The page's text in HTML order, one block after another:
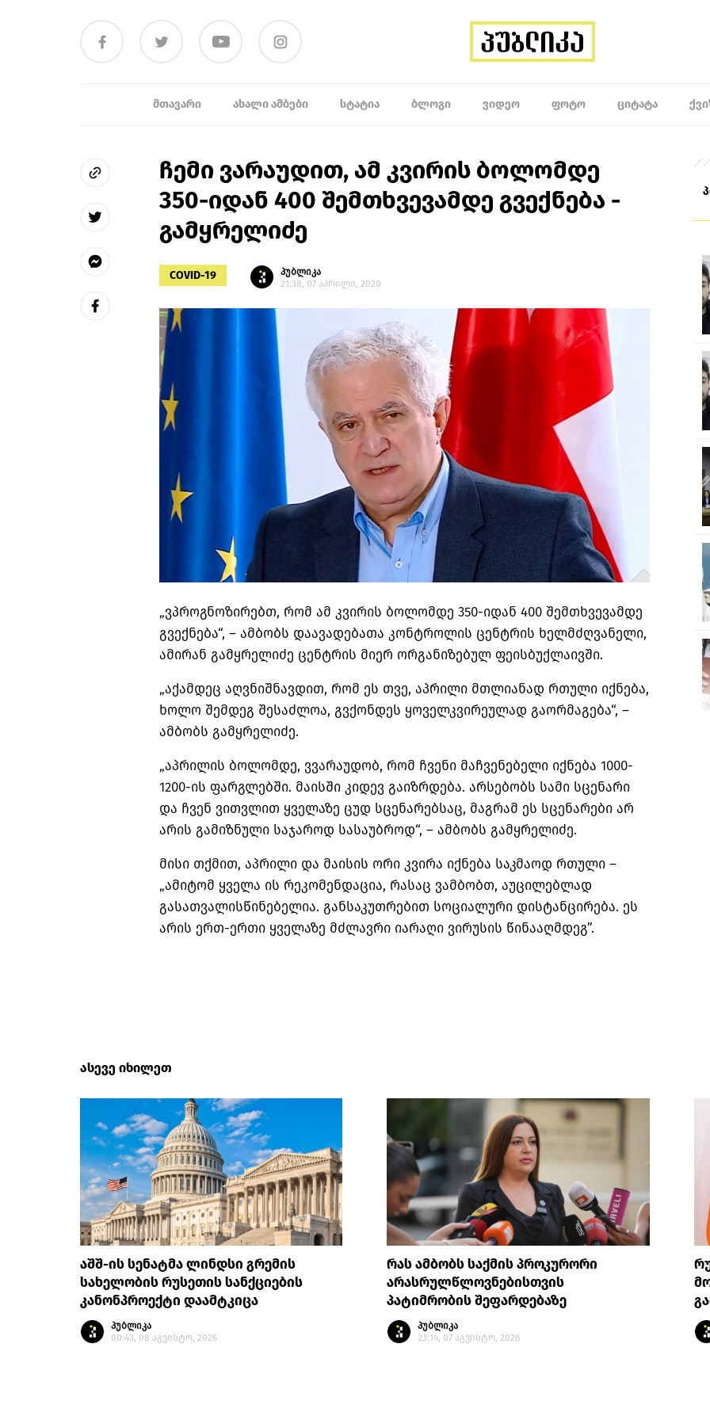
ᲛᲗᲐᲕᲐᲠᲘ ᲐᲮᲐᲚᲘ ᲐᲛᲑᲔᲑᲘ ᲡᲢᲐᲢᲘᲐ ᲑᲚᲝᲒᲘ ᲕᲘᲓᲔᲝ ᲤᲝᲢᲝ ᲪᲘᲢᲐᲢᲐ
ჩემი ვარაუდით, ამ კვირის ბოლომდე
350-იდან 400 შემთხვევამდე გვექნება -
გამყრელიძე
COVID-19
პუბლიკა
21:38, 07 აპრილი, 2020
„ვპროგნოზირებთ, რომ ამ კვირის ბოლომდე 350-იდან 400 შემთხვევამდე
გვექნება“, – ამბობს დაავადებათა კონტროლის ცენტრის ხელმძღვანელი,
ამირან გამყრელიძე ცენტრის მიერ ორგანიზებულ ფეისბუქლაივში.
„აქამდეც აღვნიშნავდით, რომ ეს თვე, აპრილი მთლიანად რთული იქნება,
ხოლო შემდეგ შესაძლოა, გვქონდეს ყოველკვირეულად გაორმაგება“, –
ამბობს გამყრელიძე.
„აპრილის ბოლომდე, ვვარაუდობ, რომ ჩვენი მაჩვენებელი იქნება 1000-
1200-ის ფარგლებში. მაისში კიდევ გაიზრდება. არსებობს სამი სცენარი
და ჩვენ ვითვლით ყველაზე ცუდ სცენარებსაც, მაგრამ ეს სცენარები არ
არის გამიზნული საჯაროდ სასაუბროდ“, – ამბობს გამყრელიძე.
მისი თქმით, აპრილი და მაისის ორი კვირა იქნება საკმაოდ რთული –
„ამიტომ ყველა ის რეკომენდაცია, რასაც ვამბობთ, აუცილებლად
გასათვალისწინებელია. განსაკუთრებით სოციალური დისტანცირება. ეს
არის ერთ-ერთი ყველაზე მძლავრი იარაღი ვირუსის წინააღმდეგ”.
ასევე იხილეთ
აშშ-ის სენატმა ლინდსი გრემის
სახელობის რუსეთის სანქციების
კანონპროექტი დაამტკიცა
პუბლიკა
00:43, 08 აგვისტო, 2026
რას ამბობს საქმის პროკურორი
არასრულწლოვნებისთვის
პატიმრობის შეფარდებაზე
პუბლიკა
23:14, 07 აგვისტო, 2026